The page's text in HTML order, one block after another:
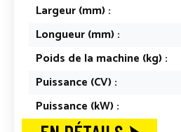
Largeur (mm) :
Longueur (mm) :
Poids de la machine (kg) :
Puissance (CV) :
Puissance (kW) :